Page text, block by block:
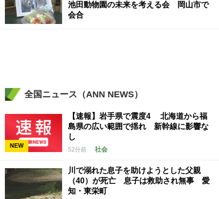
池田動物園の未来を考える会 岡山市で
会合
全国ニュース（ANN NEWS）
NEW
【速報】岩手県で震度4 北海道から福
島県の広い範囲で揺れ 新幹線に影響な
し
52分前 社会
川で溺れた息子を助けようとした父親
（40）が死亡 息子は救助され無事 愛
知・東栄町